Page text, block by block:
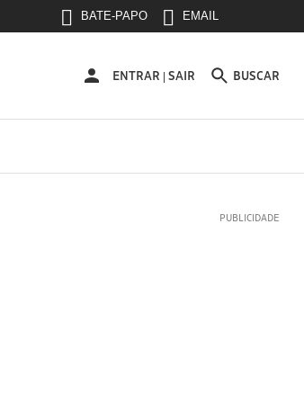
BATE-PAPO EMAIL
ENTRAR
ENTRAR | SAIR BUSCAR